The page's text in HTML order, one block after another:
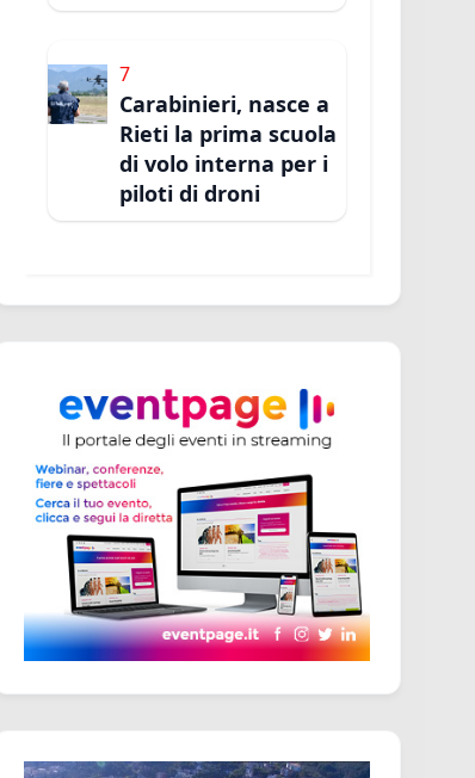
7
Carabinieri, nasce a
Rieti la prima scuola
di volo interna per i
piloti di droni